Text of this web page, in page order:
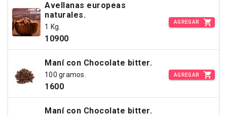
Avellanas europeas
naturales.
1 Kg.
10900
AGREGAR
Maní con Chocolate bitter.
100 gramos.
1600
AGREGAR
Maní con Chocolate bitter.